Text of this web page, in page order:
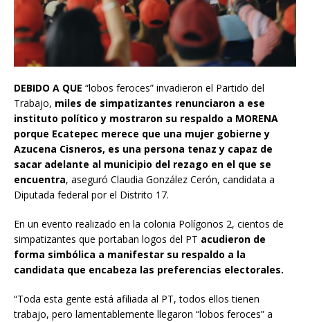
DEBIDO A QUE “lobos feroces” invadieron el Partido del
Trabajo, miles de simpatizantes renunciaron a ese
instituto político y mostraron su respaldo a MORENA
porque Ecatepec merece que una mujer gobierne y
Azucena Cisneros, es una persona tenaz y capaz de
sacar adelante al municipio del rezago en el que se
encuentra, aseguró Claudia González Cerón, candidata a
Diputada federal por el Distrito 17.
En un evento realizado en la colonia Polígonos 2, cientos de
simpatizantes que portaban logos del PT acudieron de
forma simbólica a manifestar su respaldo a la
candidata que encabeza las preferencias electorales.
“Toda esta gente está afiliada al PT, todos ellos tienen
trabajo, pero lamentablemente llegaron “lobos feroces” a